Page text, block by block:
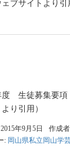
ブサイトより引
度 生徒募集要項
り引用）
年9月5日 作成
: 岡山県私立岡山学